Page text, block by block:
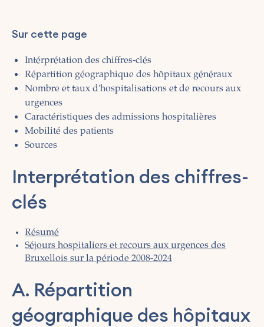
Sur cette page
Intérprétation des chiffres-clés
Répartition géographique des hôpitaux généraux
Nombre et taux d'hospitalisations et de recours aux
urgences
Caractéristiques des admissions hospitalières
Mobilité des patients
Sources
Interprétation des chiffres-
clés
Résumé
Séjours hospitaliers et recours aux urgences des
Bruxellois sur la période 2008-2024
A. Répartition
géographique des hôpitaux